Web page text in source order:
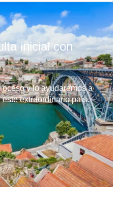
inicial con
y lo ayudaremos a
extraordinario país.